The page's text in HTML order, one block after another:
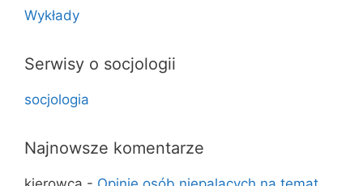
Wykłady
Serwisy o socjologii
socjologia
Najnowsze komentarze